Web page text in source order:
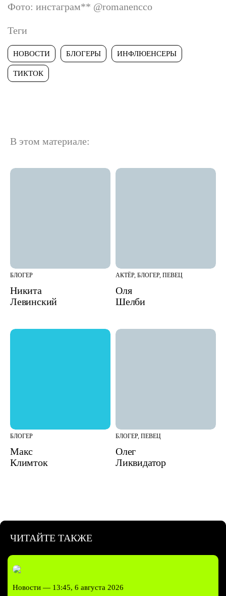
Фото: инстаграм** @romanencco
Теги
НОВОСТИ БЛОГЕРЫ ИНФЛЮЕНСЕРЫ
ТИКТОК
В этом материале:
БЛОГЕР
Никита
Левинский
АКТЁР, БЛОГЕР, ПЕВЕЦ
Оля
Шелби
БЛОГЕР
Макс
Климток
БЛОГЕР, ПЕВЕЦ
Олег
Ликвидатор
ЧИТАЙТЕ ТАКЖЕ
Новости — 13:45, 6 августа 2026